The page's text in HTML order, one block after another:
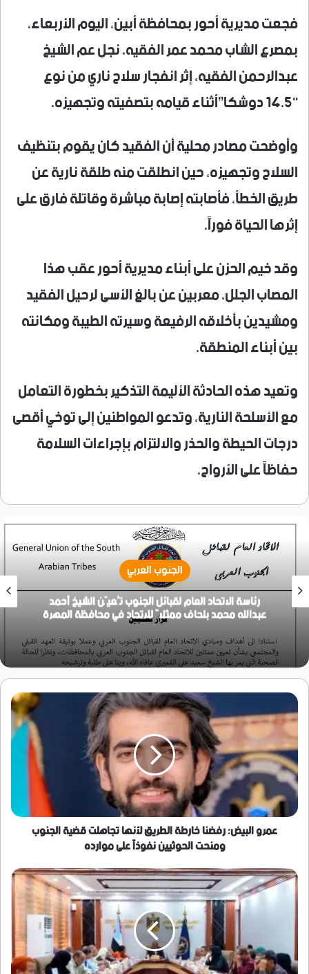
فجعت مديرية أحور بمحافظة أبين، اليوم الأربعاء،
بمصرع الشاب محمد عمر الفقيه، نجل عم الشيخ
عبدالرحمن الفقيه، إثر انفجار سلاح ناري من نوع
“14.5 دوشكا”أثناء قيامه بتصفيته وتجهيزه.
وأوضحت مصادر محلية أن الفقيد كان يقوم بتنظيف
السلاح وتجهيزه، حين انطلقت منه طلقة نارية عن
طريق الخطأ، فأصابته إصابة مباشرة وقاتلة فارق على
إثرها الحياة فوراً.
وقد خيم الحزن على أبناء مديرية أحور عقب هذا
المصاب الجلل، معربين عن بالغ الأسى لرحيل الفقيد
ومشيدين بأخلاقه الرفيعة وسيرته الطيبة ومكانته
بين أبناء المنطقة.
وتعيد هذه الحادثة الأليمة التذكير بخطورة التعامل
مع الأسلحة النارية، وتدعو المواطنين إلى توخي أقصى
درجات الحيطة والحذر والالتزام بإجراءات السلامة
حفاظاً على الأرواح.
الجنوب العربي
رئاسة الاتحاد العام لقبائل الجنوب تُعيّن الشيخ أحمد
عبدالله محمد بلحاف ممثلاً للاتحاد في محافظة المهرة
عمرو
البيض:
رفضنا
خارطة
الطريق
لأنها
تجاهلت
قضية
الجنوب
ومنحت
الحوثيين
على
موارده
عمرو البيض: رفضنا خارطة الطريق لأنها تجاهلت قضية الجنوب
ومنحت الحوثيين نفوذاً على موارده
الهيئة
الإدارية
للجمعية
الوطنية
تشيد
بمليونية
"التصعيد